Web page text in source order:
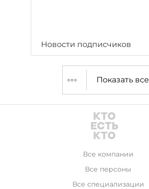
Новости подписчиков
Показать все
Все компании
Все персоны
Все специализации